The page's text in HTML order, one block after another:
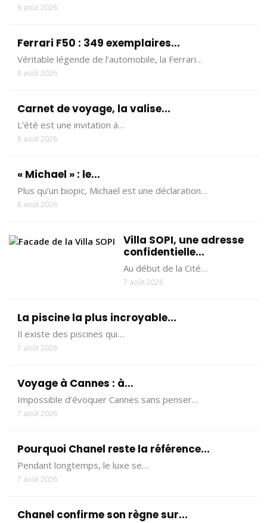
8 août 2026
Ferrari F50 : 349 exemplaires...
Véritable légende de l’automobile, la Ferrari…
8 août 2026
Carnet de voyage, la valise...
L’été est une invitation à…
8 août 2026
« Michael » : le...
Plus qu’un biopic, Michael est une déclaration…
8 août 2026
Villa SOPI, une adresse
confidentielle...
Au début de la Cité…
7 août 2026
La piscine la plus incroyable...
Il existe des piscines qui…
7 août 2026
Voyage à Cannes : à...
Impossible d’évoquer Cannes sans penser…
7 août 2026
Pourquoi Chanel reste la référence...
Pendant longtemps, le luxe se…
7 août 2026
Chanel confirme son règne sur...